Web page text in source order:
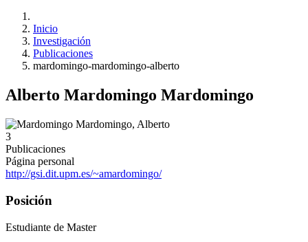
Inicio
Investigación
Publicaciones
mardomingo-mardomingo-alberto
Alberto Mardomingo Mardomingo
3
Publicaciones
Página personal
http://gsi.dit.upm.es/~amardomingo/
Posición
Estudiante de Master